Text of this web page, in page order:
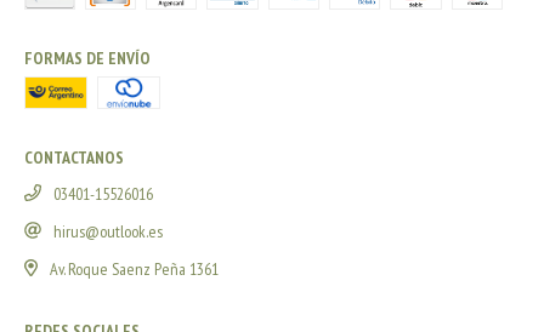
FORMAS DE ENVÍO
CONTACTANOS
03401-15526016
hirus@outlook.es
Av. Roque Saenz Peña 1361